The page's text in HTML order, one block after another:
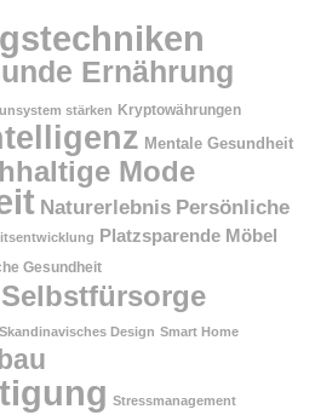
Ernährung
stärken Kryptowährungen
Mentale Gesundheit
Mode
Naturerlebnis Persönliche
Platzsparende Möbel
Gesundheit
Selbstfürsorge
Skandinavisches Design Smart Home
Stressmanagement